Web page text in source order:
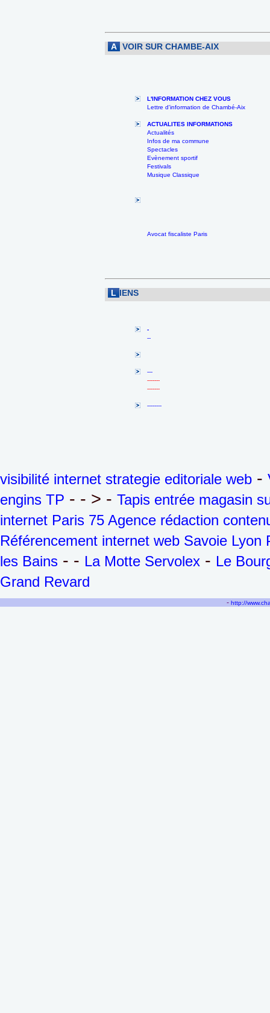
A VOIR SUR CHAMBE-AIX
L'INFORMATION CHEZ VOUS
Lettre d'information de Chambé-Aix
ACTUALITES INFORMATIONS
Actualités
Infos de ma commune
Spectacles
Evènement sportif
Festivals
Musique Classique
Avocat fiscaliste Paris
L IENS
-
--
---
-------
-------
--------
visibilité internet strategie editoriale web -
engins TP - - > - Tapis entrée magasin
internet Paris 75 Agence rédaction
Référencement internet web Savoie Lyon
les Bains - - La Motte Servolex - Le
Grand Revard
-http://